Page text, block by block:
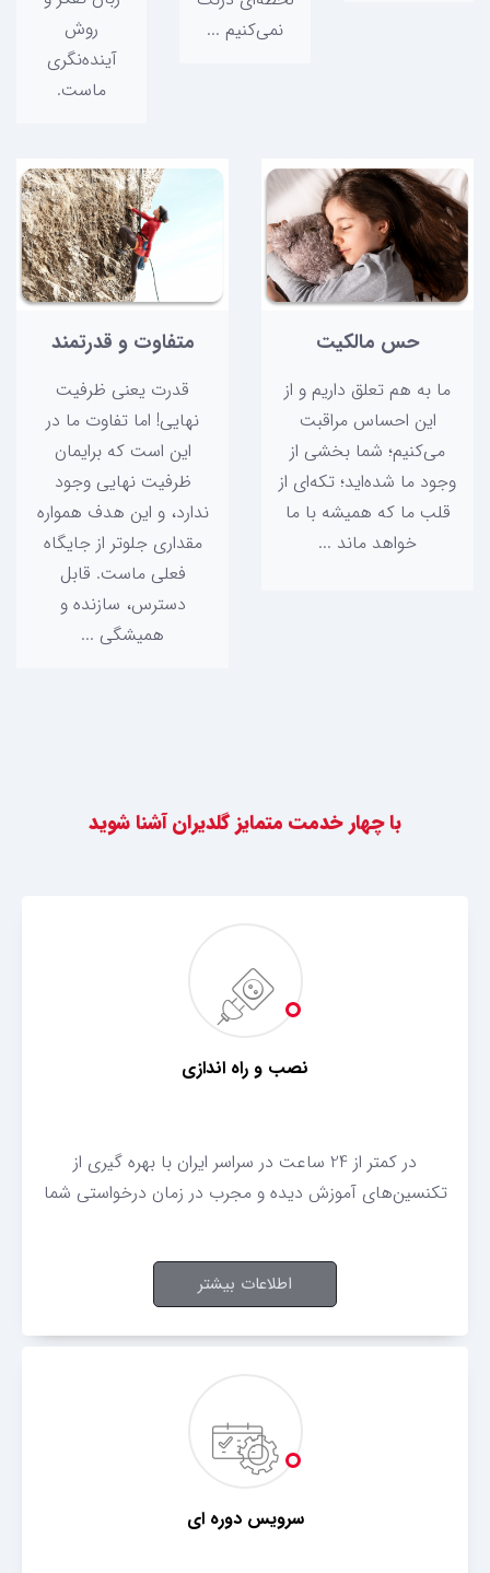
نمی‌کنیم ...
روش
آینده‌نگری
ماست.
حس مالکیت
ما به هم تعلق داریم و از
این احساس مراقبت
می‌کنیم؛ شما بخشی از
وجود ما شده‌اید؛ تکه‌ای از
قلب ما که همیشه با ما
خواهد ماند ...
متفاوت و قدرتمند
قدرت یعنی ظرفیت
نهایی! اما تفاوت ما در
این است که برایمان
ظرفیت نهایی وجود
ندارد، و این هدف همواره
مقداری جلوتر از جایگاه
فعلی ماست. قابل
دسترس، سازنده و
همیشگی ...
با چهار خدمت متمایز گلدیران آشنا شوید
نصب و راه اندازی
در کمتر از 24 ساعت در سراسر ایران با بهره گیری از
تکنسین‌های آموزش دیده و مجرب در زمان درخواستی شما
اطلاعات بیشتر
سرویس دوره ای